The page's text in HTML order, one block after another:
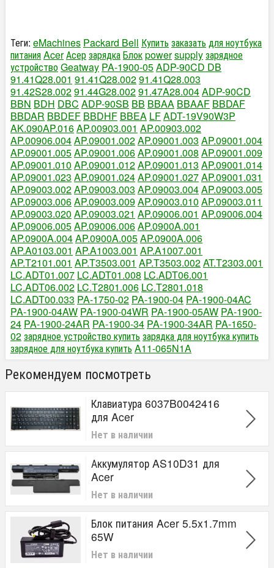
Теги: eMachines Packard Bell Купить заказать для ноутбука
питанияAcerАсерзарядкаБлокpowersupplyзарядное
устройствоGeatway PA-1900-05ADP-90CD DB
91.41Q28.001 91.41Q28.00291.41Q28.003
91.42S28.00291.44G28.00291.47A28.004ADP-90CD
BBN BDH DBC ADP-90SB BB BBAA BBAAF BBDAF
BBDAR BBDEF BBDHF BBEA LFADT-19V90W3P
AK.090AP.016AP.00903.001 AP.00903.002
AP.00906.004AP.09001.002AP.09001.003 AP.09001.004
AP.09001.005AP.09001.006AP.09001.008 AP.09001.009
AP.09001.010 AP.09001.012AP.09001.013 AP.09001.014
AP.09001.023 AP.09001.024AP.09001.027AP.09001.031
AP.09003.002AP.09003.003 AP.09003.004AP.09003.005
AP.09003.006AP.09003.009AP.09003.010 AP.09003.011
AP.09003.020 AP.09003.021 AP.09006.001 AP.09006.004
AP.09006.005AP.09006.006AP.0900A.001
AP.0900A.004AP.0900A.005AP.0900A.006
AP.A0103.001 AP.A1003.001 AP.A1007.001
AP.T2101.001 AP.T3503.001 AP.T3503.002AT.T2303.001
LC.ADT01.007 LC.ADT01.008 LC.ADT06.001
LC.ADT06.002 LC.T2801.006 LC.T2801.018
LC.ADT00.033 PA-1750-02 PA-1900-04 PA-1900-04AC
PA-1900-04AW PA-1900-04WR PA-1900-05AW PA-1900-
24 PA-1900-24AR PA-1900-34 PA-1900-34AR PA-1650-
02зарядное устройство купить зарядка для ноутбука купить
зарядное для ноутбука купить A11-065N1A
Рекомендуем посмотреть
Клавиатура 6037B0042416
для Acer
Нет в наличии
Аккумулятор AS10D31 для
Acer
Нет в наличии
Блок питания Acer 5.5x1.7mm
65W
Нет в наличии